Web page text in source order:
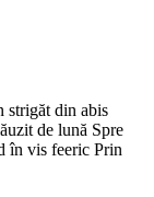
strigăt din abis
de lună Spre
în vis feeric Prin